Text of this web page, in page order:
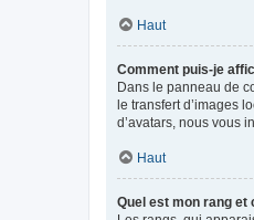
Haut
Comment puis-je
Dans le panneau de
le transfert d’images
d’avatars, nous vous
Haut
Quel est mon rang et